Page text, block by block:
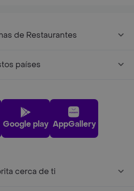
de Restaurantes
países
Google play AppGallery
cerca de ti